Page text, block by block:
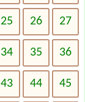
25 26 27
34 35 36
43 44 45